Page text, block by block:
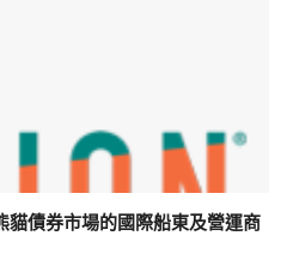
債券市場的國際船東及營運商